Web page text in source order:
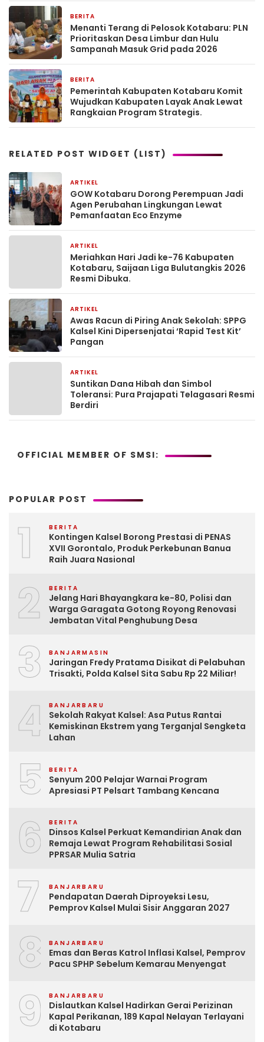
BERITA
Menanti Terang di Pelosok Kotabaru: PLN
Prioritaskan Desa Limbur dan Hulu
Sampanah Masuk Grid pada 2026
BERITA
Pemerintah Kabupaten Kotabaru Komit
Wujudkan Kabupaten Layak Anak Lewat
Rangkaian Program Strategis.
RELATED POST WIDGET (LIST)
ARTIKEL
GOW Kotabaru Dorong Perempuan Jadi
Agen Perubahan Lingkungan Lewat
Pemanfaatan Eco Enzyme
ARTIKEL
Meriahkan Hari Jadi ke-76 Kabupaten
Kotabaru, Saijaan Liga Bulutangkis 2026
Resmi Dibuka.
ARTIKEL
Awas Racun di Piring Anak Sekolah: SPPG
Kalsel Kini Dipersenjatai ‘Rapid Test Kit’
Pangan
ARTIKEL
Suntikan Dana Hibah dan Simbol
Toleransi: Pura Prajapati Telagasari Resmi
Berdiri
OFFICIAL MEMBER OF SMSI:
POPULAR POST
1 BERITA
Kontingen Kalsel Borong Prestasi di PENAS
XVII Gorontalo, Produk Perkebunan Banua
Raih Juara Nasional
2 BERITA
Jelang Hari Bhayangkara ke-80, Polisi dan
Warga Garagata Gotong Royong Renovasi
Jembatan Vital Penghubung Desa
3 BANJARMASIN
Jaringan Fredy Pratama Disikat di Pelabuhan
Trisakti, Polda Kalsel Sita Sabu Rp 22 Miliar!
4 BANJARBARU
Sekolah Rakyat Kalsel: Asa Putus Rantai
Kemiskinan Ekstrem yang Terganjal Sengketa
Lahan
5 BERITA
Senyum 200 Pelajar Warnai Program
Apresiasi PT Pelsart Tambang Kencana
6 BERITA
Dinsos Kalsel Perkuat Kemandirian Anak dan
Remaja Lewat Program Rehabilitasi Sosial
PPRSAR Mulia Satria
7 BANJARBARU
Pendapatan Daerah Diproyeksi Lesu,
Pemprov Kalsel Mulai Sisir Anggaran 2027
8 BANJARBARU
Emas dan Beras Katrol Inflasi Kalsel, Pemprov
Pacu SPHP Sebelum Kemarau Menyengat
9 BANJARBARU
Dislautkan Kalsel Hadirkan Gerai Perizinan
Kapal Perikanan, 189 Kapal Nelayan Terlayani
di Kotabaru